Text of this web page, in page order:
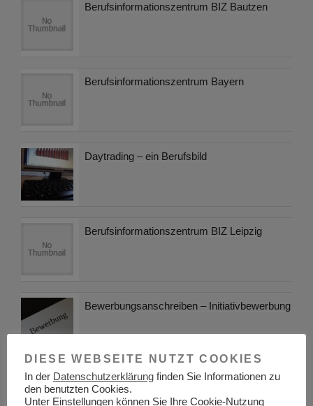
Berufsinformationszentrum BIZ Bautzen
Berufsinformationszentrum Bayern
Daytrading – ein Berufsbild
Berufsinformationszentrum BIZ Leipzig
Bewerbungsanschreiben – Initiativbewerbung
Die Vielseitigkeit von Taschenlampen:
Unverzichtbare Begleiter in verschiedenen
DIESE WEBSEITE NUTZT COOKIES
In der Datenschutzerklärung finden Sie Informationen zu
den benutzten Cookies.
Unter Einstellungen können Sie Ihre Cookie-Nutzung